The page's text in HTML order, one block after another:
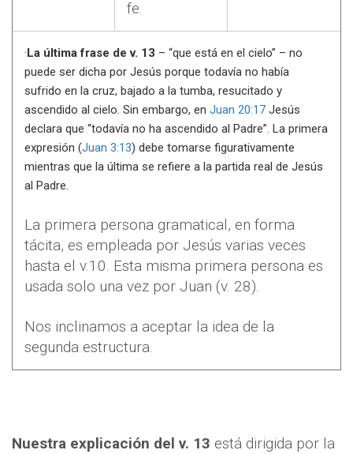
fe.
·La última frase de v. 13 – “que está en el cielo” – no
puede ser dicha por Jesús porque todavía no había
sufrido en la cruz, bajado a la tumba, resucitado y
ascendido al cielo. Sin embargo, en Juan 20:17 Jesús
declara que “todavía no ha ascendido al Padre”. La primera
expresión (Juan 3:13) debe tomarse figurativamente
mientras que la última se refiere a la partida real de Jesús
al Padre.
La primera persona gramatical, en forma
tácita, es empleada por Jesús varias veces
hasta el v.10. Esta misma primera persona es
usada solo una vez por Juan (v. 28).
Nos inclinamos a aceptar la idea de la
segunda estructura.
Nuestra explicación del v. 13 está dirigida por la